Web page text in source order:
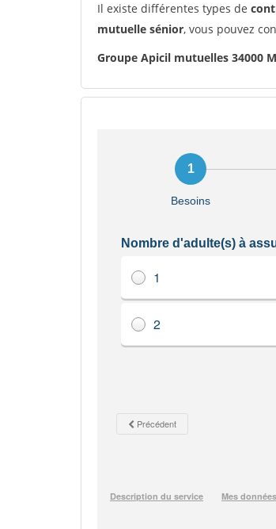
Il existe différentes types de
mutuelle sénior, vous pouvez
Groupe Apicil mutuelles 34000